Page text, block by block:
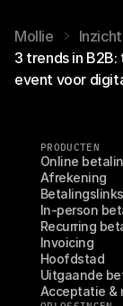
Mollie
3 trends in
event voor
PRODUCTEN
Online
Afrekening
Betalingslinks
In-person
Recurring
Invoicing
Hoofdstad
Uitgaande
Acceptatie &